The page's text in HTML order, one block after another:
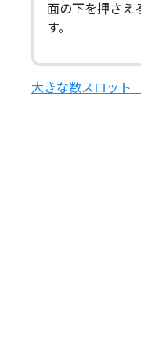
面の下を押さえ
す。
大きな数スロット